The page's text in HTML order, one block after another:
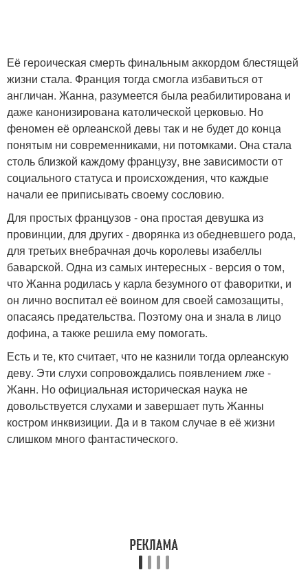
Её героическая смерть финальным аккордом блестящей
жизни стала. Франция тогда смогла избавиться от
англичан. Жанна, разумеется была реабилитирована и
даже канонизирована католической церковью. Но
феномен её орлеанской девы так и не будет до конца
понятым ни современниками, ни потомками. Она стала
столь близкой каждому французу, вне зависимости от
социального статуса и происхождения, что каждые
начали ее приписывать своему сословию.
Для простых французов - она простая девушка из
провинции, для других - дворянка из обедневшего рода,
для третьих внебрачная дочь королевы изабеллы
баварской. Одна из самых интересных - версия о том,
что Жанна родилась у карла безумного от фаворитки, и
он лично воспитал её воином для своей самозащиты,
опасаясь предательства. Поэтому она и знала в лицо
дофина, а также решила ему помогать.
Есть и те, кто считает, что не казнили тогда орлеанскую
деву. Эти слухи сопровождались появлением лже -
Жанн. Но официальная историческая наука не
довольствуется слухами и завершает путь Жанны
костром инквизиции. Да и в таком случае в её жизни
слишком много фантастического.